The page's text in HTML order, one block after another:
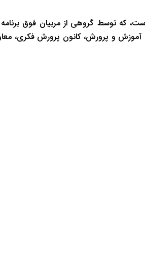
که توسط گروهی از مربیان فوق
آموزش و پرورش، کانون پرورش فکری،